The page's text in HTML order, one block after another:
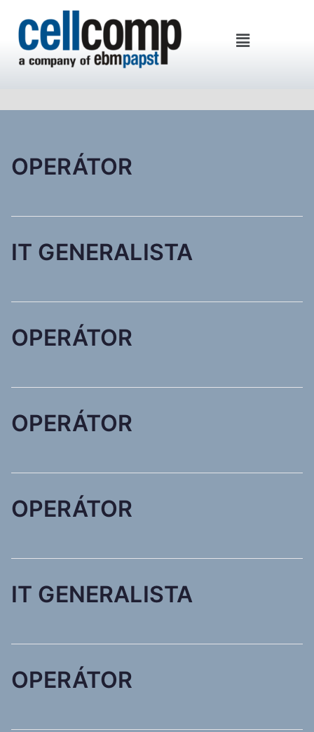
Cellcomp Kft
OPERÁTOR
IT GENERALISTA
OPERÁTOR
OPERÁTOR
OPERÁTOR
IT GENERALISTA
OPERÁTOR